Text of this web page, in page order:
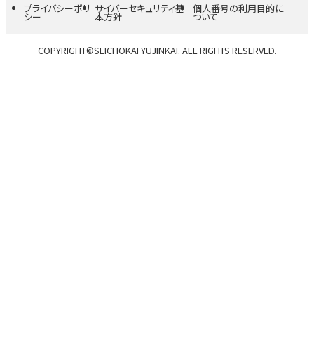
プライバシーポリ
シー
サイバーセキュリティ基
本方針
個人番号の利用目的に
ついて
COPYRIGHT©SEICHOKAI YUJINKAI. ALL RIGHTS RESERVED.